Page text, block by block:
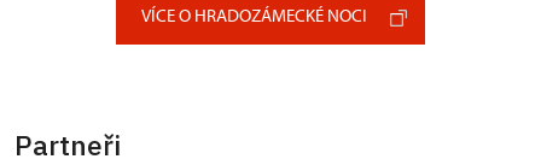
VÍCE O HRADOZÁMECKÉ NOCI
Partneři